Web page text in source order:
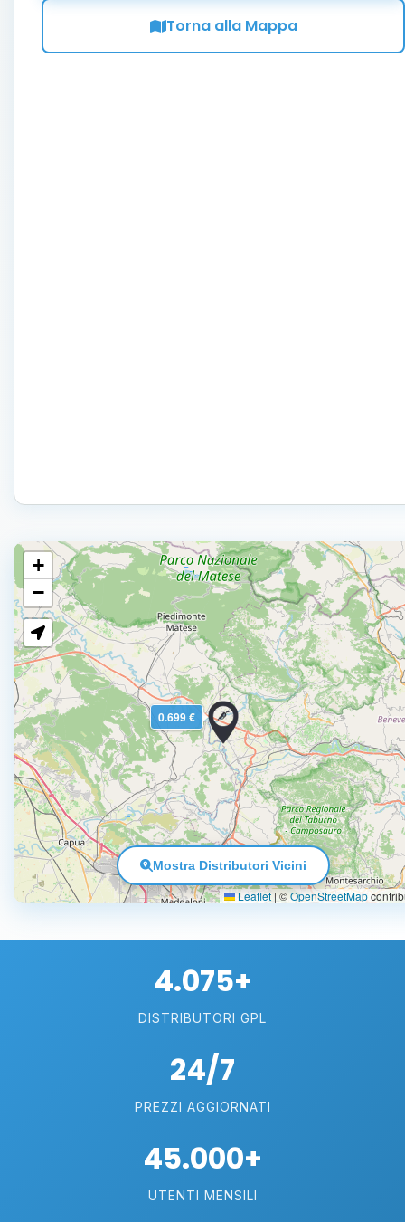
Torna alla Mappa
0.699 €
+
−
Leaflet|©OpenStreetMap
Mostra Distributori Vicini
4.075+
DISTRIBUTORI GPL
24/7
PREZZI AGGIORNATI
45.000+
UTENTI MENSILI